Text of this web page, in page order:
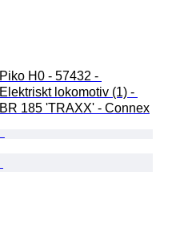
Piko H0 - 57432 -
Elektriskt lokomotiv (1) -
BR 185 'TRAXX' - Connex